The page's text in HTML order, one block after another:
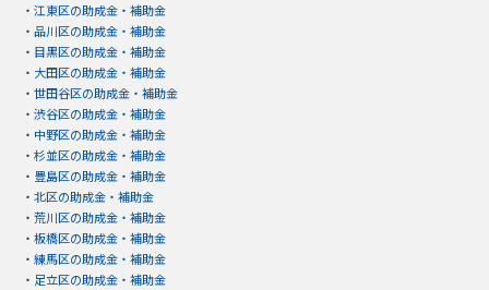
・ 江東区の助成金・補助金
・ 品川区の助成金・補助金
・ 目黒区の助成金・補助金
・ 大田区の助成金・補助金
・ 世田谷区の助成金・補助金
・ 渋谷区の助成金・補助金
・ 中野区の助成金・補助金
・ 杉並区の助成金・補助金
・ 豊島区の助成金・補助金
・ 北区の助成金・補助金
・ 荒川区の助成金・補助金
・ 板橋区の助成金・補助金
・ 練馬区の助成金・補助金
・ 足立区の助成金・補助金